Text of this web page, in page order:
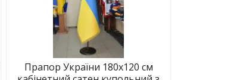
Прапор України 180х120 см